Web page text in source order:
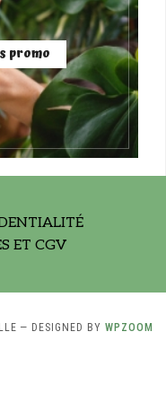
promo
ET CGV
— DESIGNED BY WPZOOM